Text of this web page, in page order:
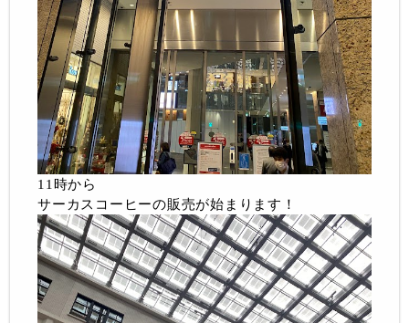
11時から
サーカスコーヒーの販売が始まります！